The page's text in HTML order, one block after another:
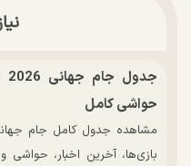
حواشی کامل
بازی‌ها، آخرین اخبار،